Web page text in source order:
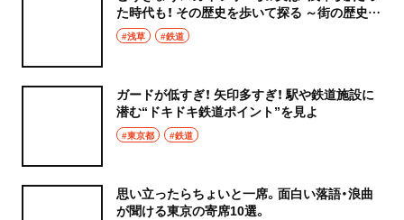
た時代も！ その歴史を歩いて探る ～街の歴史
は“旧駅名”にあり！～
#浅草 #鉄道
ガードが低すぎ！ 矢印多すぎ！ 駅や鉄道施設に
潜む“ドキドキ鉄道ポイント”を見よ
#東京都 #鉄道
思い立ったらちょいと一席。面白い落語・浪曲
が聞ける東京の寄席10選。